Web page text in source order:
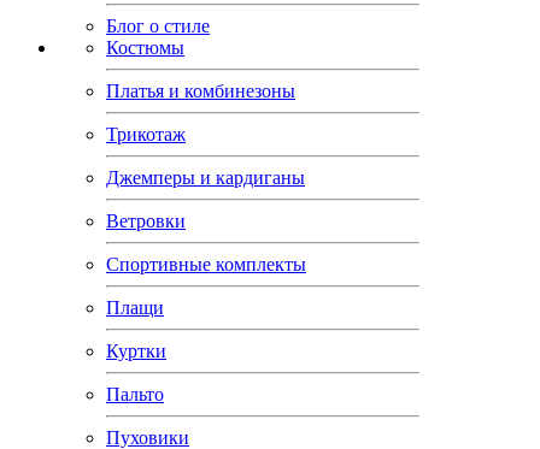
Блог о стиле
Костюмы
Платья и комбинезоны
Трикотаж
Джемперы и кардиганы
Ветровки
Спортивные комплекты
Плащи
Куртки
Пальто
Пуховики